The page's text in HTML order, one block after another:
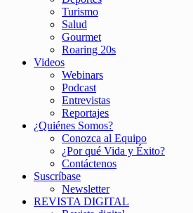
Turismo
Salud
Gourmet
Roaring 20s
Videos
Webinars
Podcast
Entrevistas
Reportajes
¿Quiénes Somos?
Conozca al Equipo
¿Por qué Vida y Éxito?
Contáctenos
Suscríbase
Newsletter
REVISTA DIGITAL